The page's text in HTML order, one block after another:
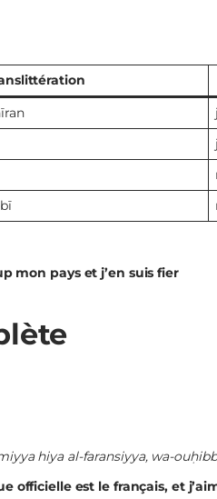
mon pays et j’en suis fier
hiya al-faransiyya, wa-
officielle est le français, et